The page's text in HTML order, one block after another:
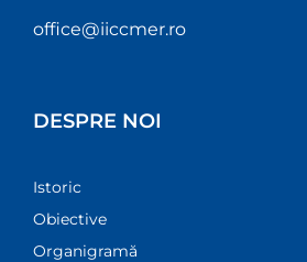
office@iiccmer.ro
DESPRE NOI
Istoric
Obiective
Organigramă